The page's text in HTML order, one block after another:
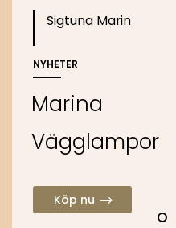
Sigtuna Marin
NYHETER
Marina
Vägglampor
Köp nu